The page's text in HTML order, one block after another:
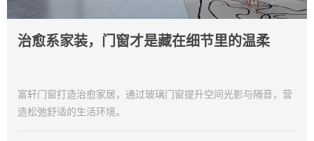
治愈系家装，门窗才是藏在细节里的温柔
富轩门窗打造治愈家居，通过玻璃门窗提升空间光影与隔音，营
造松弛舒适的生活环境。